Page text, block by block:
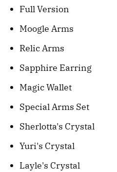
Full Version
Moogle Arms
Relic Arms
Sapphire Earring
Magic Wallet
Special Arms Set
Sherlotta's Crystal
Yuri's Crystal
Layle's Crystal